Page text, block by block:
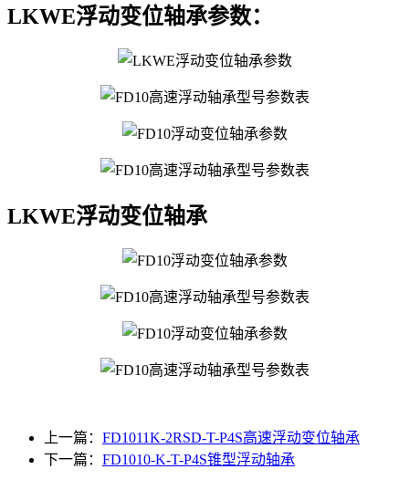
LKWE浮动变位轴承参数：
LKWE浮动变位轴承
上一篇： FD1011K-2RSD-T-P4S高速浮动变位轴承
下一篇： FD1010-K-T-P4S锥型浮动轴承